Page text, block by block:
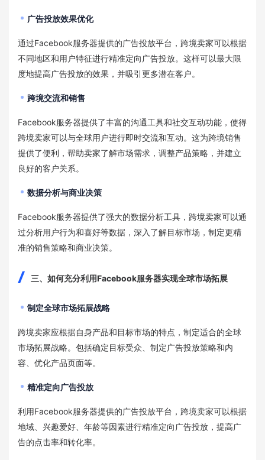
广告投放效果优化
通过Facebook服务器提供的广告投放平台，跨境卖家可以根据
不同地区和用户特征进行精准定向广告投放。这样可以最大限
度地提高广告投放的效果，并吸引更多潜在客户。
跨境交流和销售
Facebook服务器提供了丰富的沟通工具和社交互动功能，使得
跨境卖家可以与全球用户进行即时交流和互动。这为跨境销售
提供了便利，帮助卖家了解市场需求，调整产品策略，并建立
良好的客户关系。
数据分析与商业决策
Facebook服务器提供了强大的数据分析工具，跨境卖家可以通
过分析用户行为和喜好等数据，深入了解目标市场，制定更精
准的销售策略和商业决策。
三、如何充分利用Facebook服务器实现全球市场拓展
制定全球市场拓展战略
跨境卖家应根据自身产品和目标市场的特点，制定适合的全球
市场拓展战略。包括确定目标受众、制定广告投放策略和内
容、优化产品页面等。
精准定向广告投放
利用Facebook服务器提供的广告投放平台，跨境卖家可以根据
地域、兴趣爱好、年龄等因素进行精准定向广告投放，提高广
告的点击率和转化率。